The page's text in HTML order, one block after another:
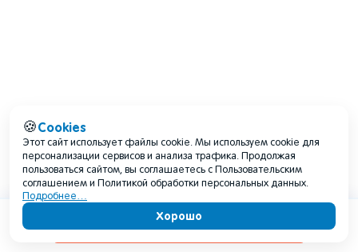
Содержание
🍪Cookies
Этот сайт использует файлы cookie. Мы используем cookie для
персонализации сервисов и анализа трафика. Продолжая
пользоваться сайтом, вы соглашаетесь с Пользовательским
соглашением и Политикой обработки персональных данных.
Подробнее…
Хорошо